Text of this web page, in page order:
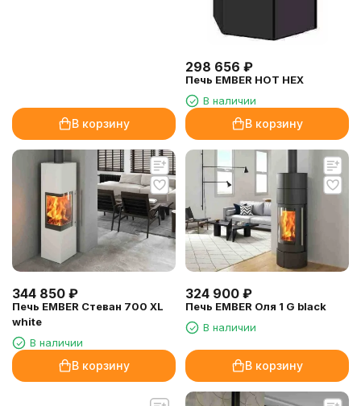
В корзину
298 656 ₽
Печь EMBER HOT HEX
В наличии
В корзину
344 850 ₽
Печь EMBER Стеван 700 XL
white
В наличии
В корзину
324 900 ₽
Печь EMBER Оля 1 G black
В наличии
В корзину